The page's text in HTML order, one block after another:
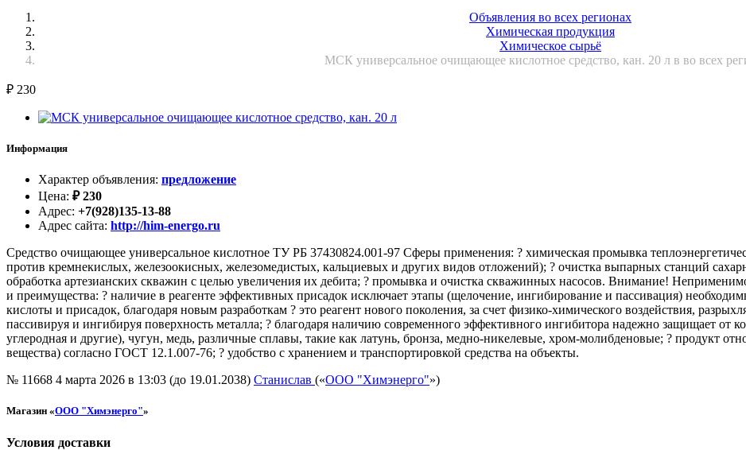
Объявления во всех регионах
Химическая продукция
Химическое сырьё
МСК универсальное очищающее кислотное средство, кан. 20 л в во всех
₽ 230
Информация
Характер объявления: предложение
Цена: ₽230
Адрес: +7(928)135-13-88
Адрес сайта: http://him-energo.ru
Средство очищающее универсальное кислотное ТУ РБ 37430824.001-97 Сферы применения: ? химическая промывка
против кремнекислых, железоокисных, железомедистых, кальциевых и других видов отложений); ? очистка выпарных станций
обработка артезианских скважин с целью увеличения их дебита; ? промывка и очистка скважинных насосов. Внимание!
и преимущества: ? наличие в реагенте эффективных присадок исключает этапы (щелочение, ингибирование и пассивация)
кислоты и присадок, благодаря новым разработкам ? это реагент нового поколения, за счет физико-химического воздействия,
пассивируя и ингибируя поверхность металла; ? благодаря наличию современного эффективного ингибитора надежно защищает от
углеродная и другие), чугун, медь, различные сплавы, такие как латунь, бронза, медно-никелевые, хром-молибденовые; ? продукт
вещества) согласно ГОСТ 12.1.007-76; ? удобство с хранением и транспортировкой средства на объекты.
№ 11668 4 марта 2026 в 13:03 (до 19.01.2038) Станислав («ООО "Химэнерго"»)
Магазин «ООО "Химэнерго"»
Условия доставки